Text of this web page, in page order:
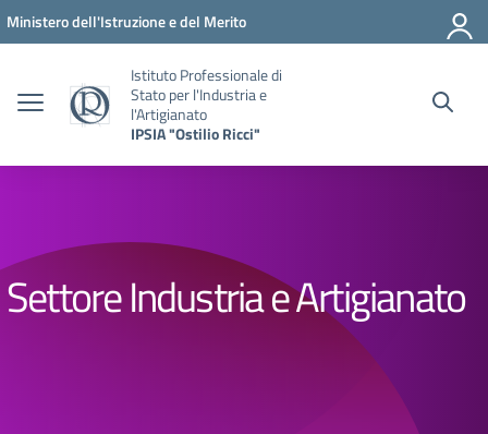
Vai ai contenuti
Vai al menu di navigazione
Vai al footer
Ministero dell'Istruzione e del Merito
Istituto Professionale di
Stato per l'Industria e
l'Artigianato
IPSIA "Ostilio Ricci"
Settore Industria e Artigianato